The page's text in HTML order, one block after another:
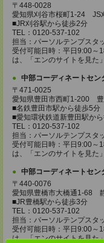
〒448-0028
愛知県刈谷市桜町1-24 JS
■JR刈谷駅から徒歩2分
TEL：0120-537-102
担当：パーソルテンプス
受付可能日時：平日9:00～
は、「エンのサイトを見た
中部コーディネートセン
〒471-0025
愛知県豊田市西町1-200
■名鉄豊田市駅から徒歩5分
■愛知環状鉄道新豊田駅か
TEL：0120-537-102
担当：パーソルテンプス
受付可能日時：平日9:00～
は、「エンのサイトを見た
中部コーディネートセン
〒440-0076
愛知県豊橋市大橋通1-68
■JR豊橋駅から徒歩3分
TEL：0120-537-102
担当：パーソルテンプス
受付可能日時：平日9:00～
は、「エンのサイトを見た